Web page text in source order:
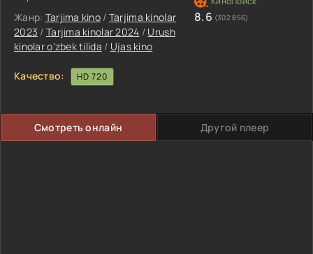
Жанр: Tarjima kino / Tarjima kinolar
2023 / Tarjima kinolar 2024 / Urush
kinolar o'zbek tilida / Ujas kino
8.6 (302 856)
Качество: HD 720
Смотреть онлайн Другой плеер